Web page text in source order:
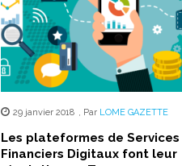
29 janvier 2018 , Par LOME GAZETTE
Les plateformes de Services
Financiers Digitaux font leur